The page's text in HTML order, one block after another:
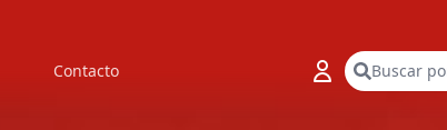
Contacto Buscar